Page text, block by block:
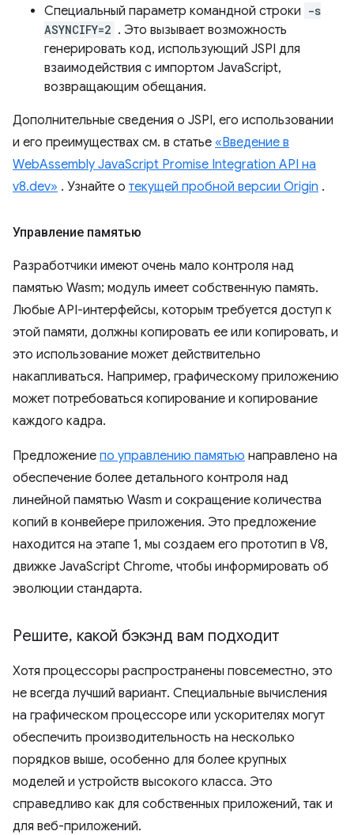
Специальный параметр командной строки -s
ASYNCIFY=2 . Это вызывает возможность
генерировать код, использующий JSPI для
взаимодействия с импортом JavaScript,
возвращающим обещания.
Дополнительные сведения о JSPI, его использовании
и его преимуществах см. в статье «Введение в
WebAssembly JavaScript Promise Integration API на
v8.dev» . Узнайте о текущей пробной версии Origin .
Управление памятью
Разработчики имеют очень мало контроля над
памятью Wasm; модуль имеет собственную память.
Любые API-интерфейсы, которым требуется доступ к
этой памяти, должны копировать ее или копировать, и
это использование может действительно
накапливаться. Например, графическому приложению
может потребоваться копирование и копирование
каждого кадра.
Предложение по управлению памятью направлено на
обеспечение более детального контроля над
линейной памятью Wasm и сокращение количества
копий в конвейере приложения. Это предложение
находится на этапе 1, мы создаем его прототип в V8,
движке JavaScript Chrome, чтобы информировать об
эволюции стандарта.
Решите, какой бэкэнд вам подходит
Хотя процессоры распространены повсеместно, это
не всегда лучший вариант. Специальные вычисления
на графическом процессоре или ускорителях могут
обеспечить производительность на несколько
порядков выше, особенно для более крупных
моделей и устройств высокого класса. Это
справедливо как для собственных приложений, так и
для веб-приложений.